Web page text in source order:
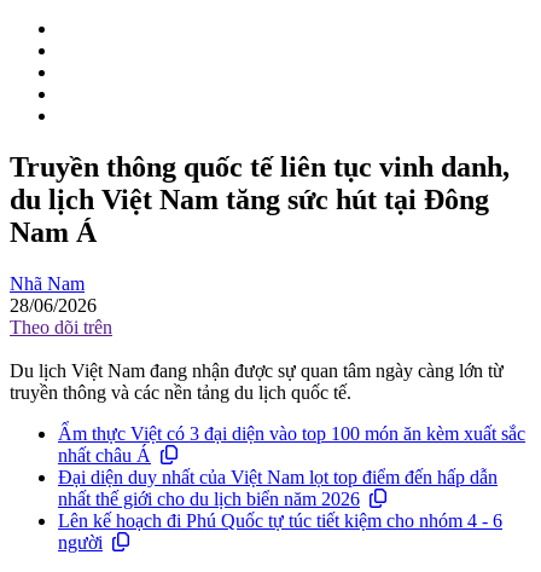
Truyền thông quốc tế liên tục vinh danh,
du lịch Việt Nam tăng sức hút tại Đông
Nam Á
Nhã Nam
28/06/2026
Theo dõi trên
Du lịch Việt Nam đang nhận được sự quan tâm ngày càng lớn từ
truyền thông và các nền tảng du lịch quốc tế.
Ẩm thực Việt có 3 đại diện vào top 100 món ăn kèm xuất sắc
nhất châu Á
Đại diện duy nhất của Việt Nam lọt top điểm đến hấp dẫn
nhất thế giới cho du lịch biển năm 2026
Lên kế hoạch đi Phú Quốc tự túc tiết kiệm cho nhóm 4 - 6
người